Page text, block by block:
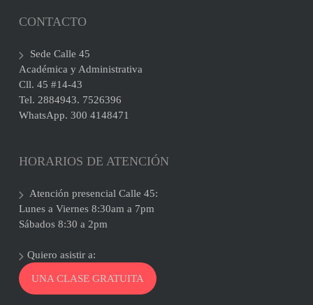
CONTACTO
Sede Calle 45
Académica y Administrativa
Cll. 45 #14-43
Tel. 2884943. 7526396
WhatsApp. 300 4148471
HORARIOS DE ATENCIÓN
Atención presencial Calle 45:
Lunes a Viernes 8:30am a 7pm
Sábados 8:30 a 2pm
Quiero asistir a:
UNA CLASE GRATUITA